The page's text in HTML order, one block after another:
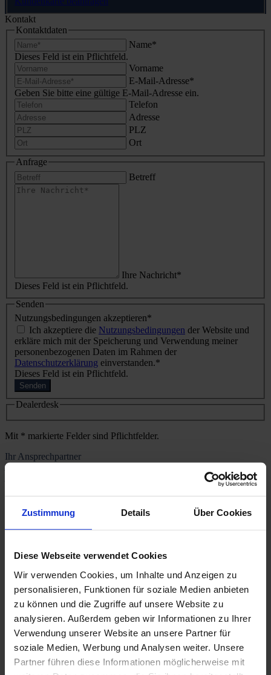
Zustimmung Details Über Cookies
Diese Webseite verwendet Cookies
Wir verwenden Cookies, um Inhalte und Anzeigen zu
personalisieren, Funktionen für soziale Medien anbieten
zu können und die Zugriffe auf unsere Website zu
analysieren. Außerdem geben wir Informationen zu Ihrer
Verwendung unserer Website an unsere Partner für
soziale Medien, Werbung und Analysen weiter. Unsere
Partner führen diese Informationen möglicherweise mit
Kontakt
Kontaktdaten
Name*
Dieses Feld ist ein Pflichtfeld.
Vorname
E-Mail-Adresse*
Geben Sie bitte eine gültige E-Mail-Adresse ein.
Telefon
Adresse
PLZ
Ort
Anfrage
Betreff
Ihre Nachricht*
Dieses Feld ist ein Pflichtfeld.
Senden
Nutzungs­be­din­gun­gen akzeptieren*
Ich akzeptiere die Nutzungsbedingungen der Website und
erkläre mich mit der Speicherung und Verwendung meiner
personenbezogenen Daten im Rahmen der
Datenschutzerklärung einverstanden.*
Dieses Feld ist ein Pflichtfeld.
Senden
Dealerdesk
Mit * markierte Felder sind Pflichtfelder.
Ihr Ansprechpartner
Allgemeiner Kontakt
Telefon: 0365 43551-0
0365 43551-24
Ankauf
Kundenkarte
Impressum
Datenschutz
Nutzungsbedingungen
Anmeldung Kundenkarte
Kundenkarte anmelden
Kartennummer*